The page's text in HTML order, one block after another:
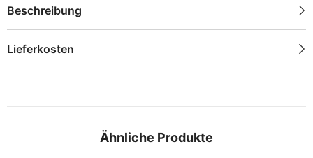
Beschreibung
Lieferkosten
Ähnliche Produkte